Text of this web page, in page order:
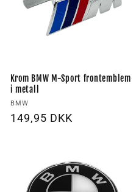
Krom BMW M-Sport frontemblem
i metall
Forhandler:
BMW
Vanlig
149,95 DKK